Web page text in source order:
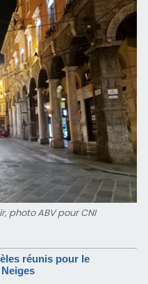
photo ABV pour CNI
réunis pour le